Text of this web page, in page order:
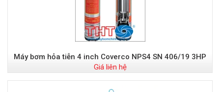
Máy bơm hỏa tiễn 4 inch Coverco NPS4 SN 406/19 3HP
Giá liên hệ